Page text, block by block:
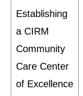
Establishing
a CIRM
Community
Care Center
of Excellence